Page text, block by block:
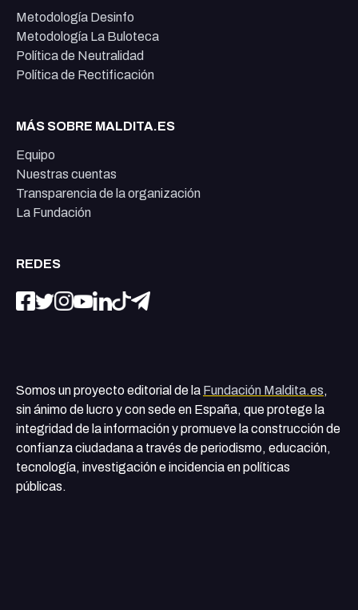
Metodología Desinfo
Metodología La Buloteca
Política de Neutralidad
Política de Rectificación
MÁS SOBRE MALDITA.ES
Equipo
Nuestras cuentas
Transparencia de la organización
La Fundación
REDES
Somos un proyecto editorial de la Fundación Maldita.es,
sin ánimo de lucro y con sede en España, que protege la
integridad de la información y promueve la construcción de
confianza ciudadana a través de periodismo, educación,
tecnología, investigación e incidencia en políticas
públicas.